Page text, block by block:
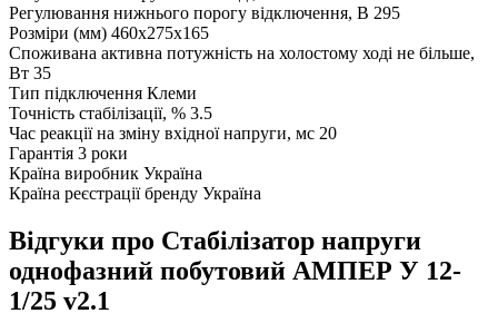
Регулювання нижнього порогу відключення, В 295
Розміри (мм) 460x275x165
Споживана активна потужність на холостому ході не більше,
Вт 35
Тип підключення Клеми
Точність стабілізації, % 3.5
Час реакції на зміну вхідної напруги, мс 20
Гарантія 3 роки
Країна виробник Україна
Країна реєстрації бренду Україна
Відгуки про Стабілізатор напруги
однофазний побутовий АМПЕР У 12-
1/25 v2.1